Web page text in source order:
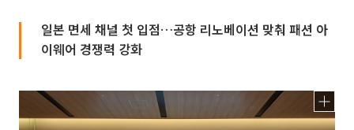
일본 면세 채널 첫 입점…공항 리노베이션 맞춰 패션 아
이웨어 경쟁력 강화